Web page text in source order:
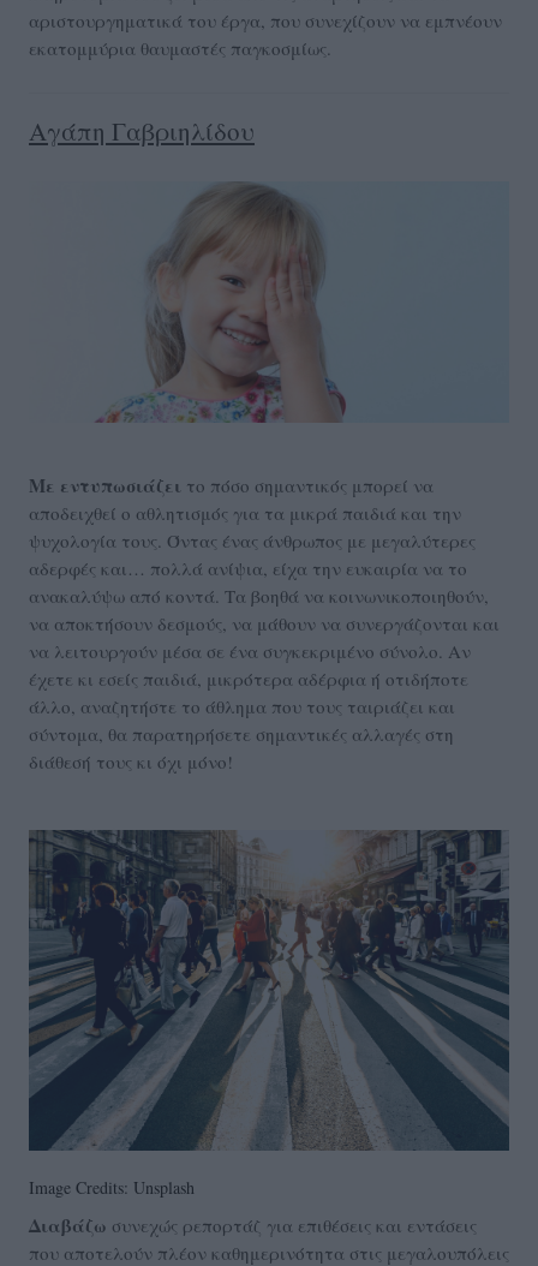
αριστουργηματικά του έργα, που συνεχίζουν να εμπνέουν
εκατομμύρια θαυμαστές παγκοσμίως.
Αγάπη Γαβριηλίδου
Με εντυπωσιάζει το πόσο σημαντικός μπορεί να
αποδειχθεί ο αθλητισμός για τα μικρά παιδιά και την
ψυχολογία τους. Όντας ένας άνθρωπος με μεγαλύτερες
αδερφές και… πολλά ανίψια, είχα την ευκαιρία να το
ανακαλύψω από κοντά. Τα βοηθά να κοινωνικοποιηθούν,
να αποκτήσουν δεσμούς, να μάθουν να συνεργάζονται και
να λειτουργούν μέσα σε ένα συγκεκριμένο σύνολο. Αν
έχετε κι εσείς παιδιά, μικρότερα αδέρφια ή οτιδήποτε
άλλο, αναζητήστε το άθλημα που τους ταιριάζει και
σύντομα, θα παρατηρήσετε σημαντικές αλλαγές στη
διάθεσή τους κι όχι μόνο!
Image Credits: Unsplash
Διαβάζω συνεχώς ρεπορτάζ για επιθέσεις και εντάσεις
που αποτελούν πλέον καθημερινότητα στις μεγαλουπόλεις